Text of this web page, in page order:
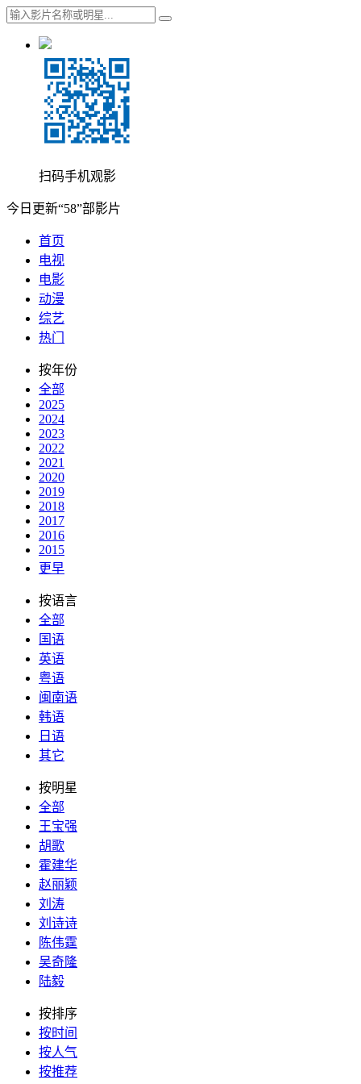
扫码手机观影
今日更新“58”部影片
首页
电视
电影
动漫
综艺
热门
按年份
全部
2025
2024
2023
2022
2021
2020
2019
2018
2017
2016
2015
更早
按语言
全部
国语
英语
粤语
闽南语
韩语
日语
其它
按明星
全部
王宝强
胡歌
霍建华
赵丽颖
刘涛
刘诗诗
陈伟霆
吴奇隆
陆毅
按排序
按时间
按人气
按推荐